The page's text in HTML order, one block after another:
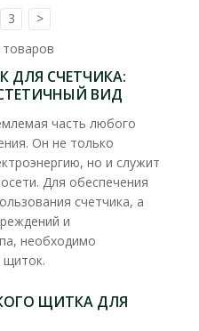
лич.
для учета и
Распределительны..
3
>
товаров
ДЛЯ СЧЕТЧИКА:
ВИД
часть любого
Он не только
но и служит
Для обеспечения
счетчика, а
и
необходимо
щиток.
ЩИТКА ДЛЯ